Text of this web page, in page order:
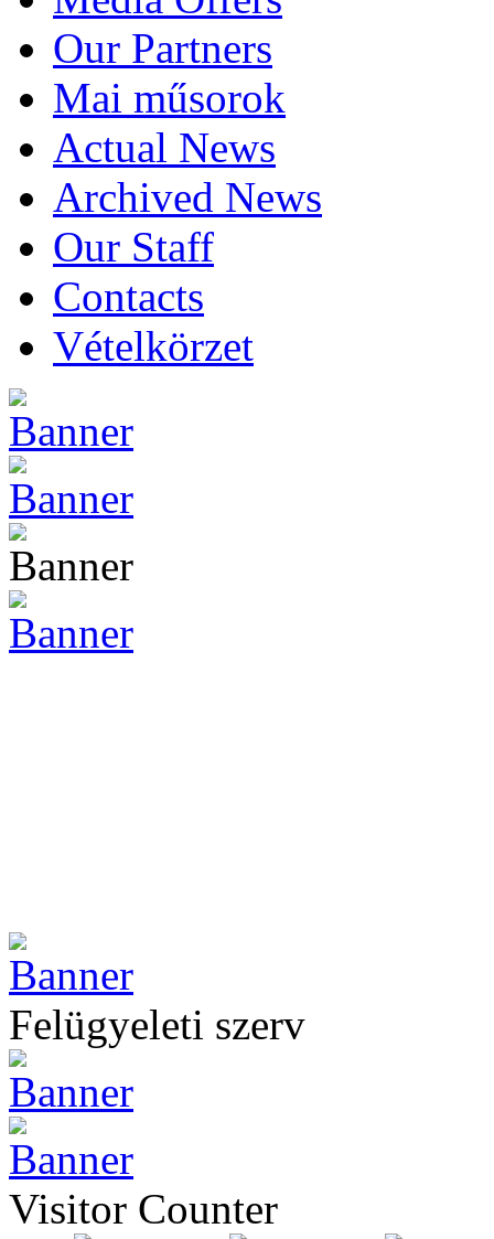
Our Partners
Mai műsorok
Actual News
Archived News
Our Staff
Contacts
Vételkörzet
Felügyeleti szerv
Visitor Counter